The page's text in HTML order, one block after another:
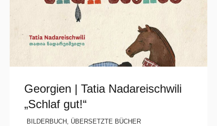
Georgien | Tatia Nadareischwili
„Schlaf gut!“
BILDERBUCH , ÜBERSETZTE BÜCHER